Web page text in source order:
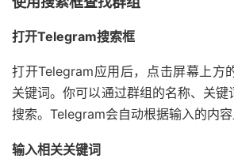
打开Telegram搜索框
打开Telegram应用后，点击屏幕上方
关键词。你可以通过群组的名称、关
搜索。Telegram会自动根据输入的内容
输入相关关键词